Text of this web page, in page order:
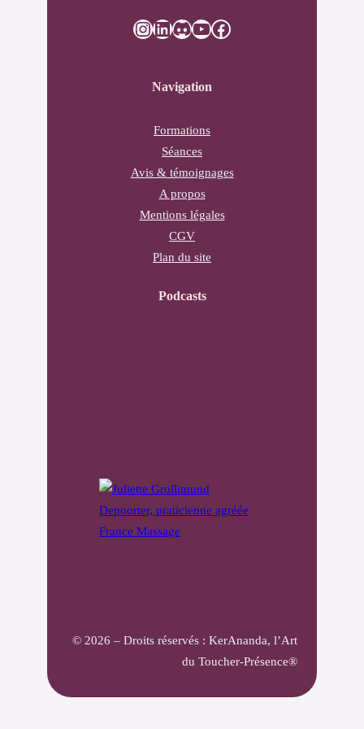
InstagramLinkedIn Discord YouTube Facebook
Navigation
Formations
Séances
Avis & témoignages
A propos
Mentions légales
CGV
Plan du site
Podcasts
© 2026 – Droits réservés : KerAnanda, l’Art
du Toucher-Présence®